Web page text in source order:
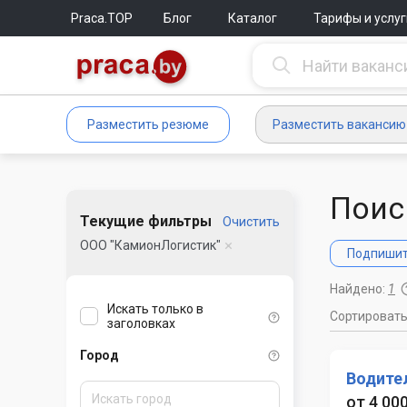
Praca.TOP Блог Каталог Тарифы и
Разместить резюме Разместить вакансию
Текущие фильтры
Очистить
ООО "КамионЛогистик"
Искать только в
заголовках
Город
Найдено: 1
от 4